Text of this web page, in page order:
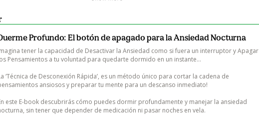
Profundo: El botón de apagado para la Ansiedad Nocturna
tener la capacidad de Desactivar la Ansiedad como si fuera un interruptor y Apagar
Pensamientos a tu voluntad para quedarte dormido en un instante…
‘Técnica de Desconexión Rápida’, es un método único para cortar la cadena de
ansiosos y preparar tu mente para un descanso inmediato!
este E-book descubrirás cómo puedes dormir profundamente y manejar la ansiedad
sin tener que depender de medicación ni pasar noches en vela.